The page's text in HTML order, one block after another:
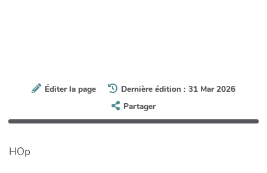
Éditer la page
Dernière édition : 31 Mar 2026
Partager
HOp